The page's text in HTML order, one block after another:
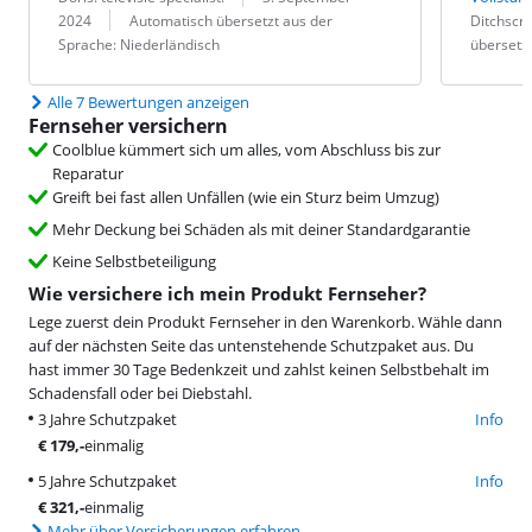
2024
Übersetzung:
Automatisch übersetzt aus der
Sprache: Niederländisch
Bewertung
Datum:
Alle 7 Bewertungen anzeigen
Fernseher versichern
Coolblue kümmert sich um alles, vom Abschluss bis zur
Reparatur
Greift bei fast allen Unfällen (wie ein Sturz beim Umzug)
Mehr Deckung bei Schäden als mit deiner Standardgarantie
Keine Selbstbeteiligung
Wie versichere ich mein Produkt Fernseher?
Lege zuerst dein Produkt Fernseher in den Warenkorb. Wähle dann
auf der nächsten Seite das untenstehende Schutzpaket aus. Du
hast immer 30 Tage Bedenkzeit und zahlst keinen Selbstbehalt im
Schadensfall oder bei Diebstahl.
3 Jahre Schutzpaket
Info
€179,-einmalig
5 Jahre Schutzpaket
Info
€321,-einmalig